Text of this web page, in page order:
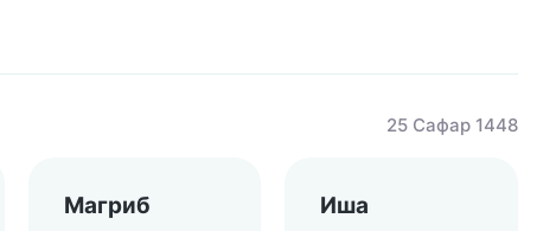
25 Сафар 1448
Магриб Иша